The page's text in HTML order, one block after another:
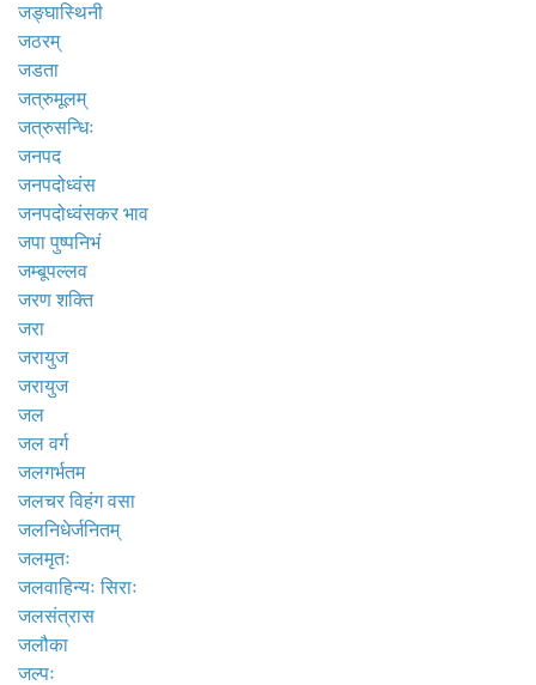
जङ्घास्थिनी
जठरम्
जडता
जत्रुमूलम्
जत्रुसन्धिः
जनपद
जनपदोध्वंस
जनपदोध्वंसकर भाव
जपा पुष्पनिभं
जम्बूपल्लव
जरण शक्ति
जरा
जरायुज
जरायुज
जल
जल वर्ग
जलगर्भतम
जलचर विहंग वसा
जलनिधेर्जनितम्
जलमृतः
जलवाहिन्यः सिराः
जलसंत्रास
जलौका
जल्पः